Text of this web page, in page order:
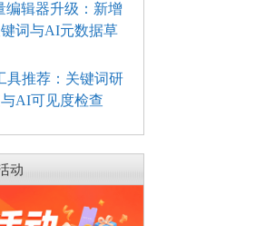
编辑器升级：新增
词与AI元数据草
具推荐：关键词研
AI可见度检查
动